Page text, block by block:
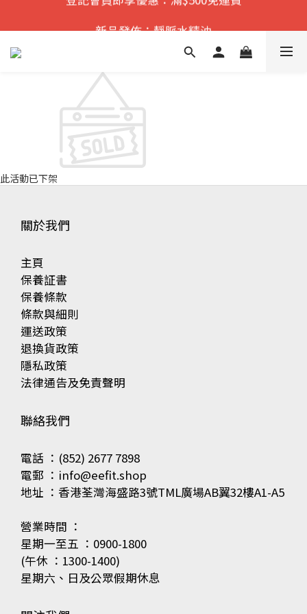
新品發佈：靜脈水精油
遠紅外舒痛·理療    香港No.1
此活動已下架
關於我們
主頁
保養証書
保養條款
條款與細則
運送政策
退換貨政策
隱私政策
法律通告及免責聲明
聯絡我們
電話 ：(852) 2677 7898
電郵 ：info@eefit.shop
地址 ：香港荃灣海盛路3號TML廣場AB翼32樓A1-A5
營業時間 ：
星期一至五 ：0900-1800
(午休 ：1300-1400)
星期六、日及公眾假期休息